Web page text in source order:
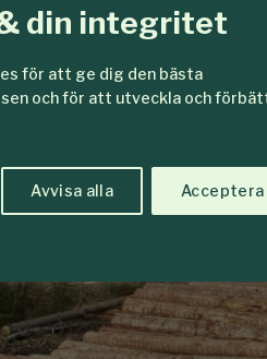
din integritet
för att ge dig den bästa
och för att utveckla och
Avvisa alla Acceptera